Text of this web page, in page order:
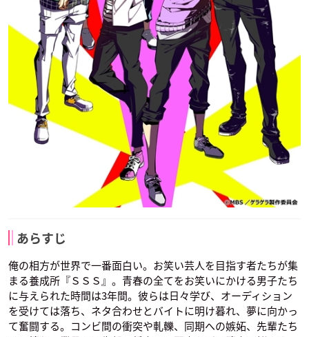
あらすじ
俺の相方が世界で一番面白い。お笑い芸人を目指す者たちが集
まる養成所『ＳＳＳ』。青春の全てをお笑いにかける男子たち
に与えられた時間は3年間。彼らは日々学び、オーディション
を受けては落ち、ネタ合わせとバイトに明け暮れ、夢に向かっ
て奮闘する。コンビ間の衝突や軋轢、同期への嫉妬、先輩たち